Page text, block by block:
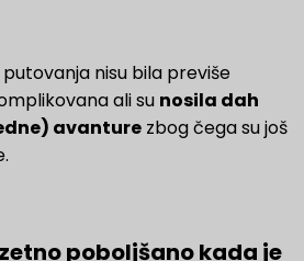
nisu bila previše
ali su nosila dah
avanture zbog čega su još
poboljšano kada je